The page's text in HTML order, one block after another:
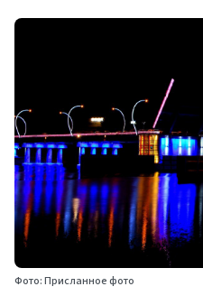
Фото: Присланное фото